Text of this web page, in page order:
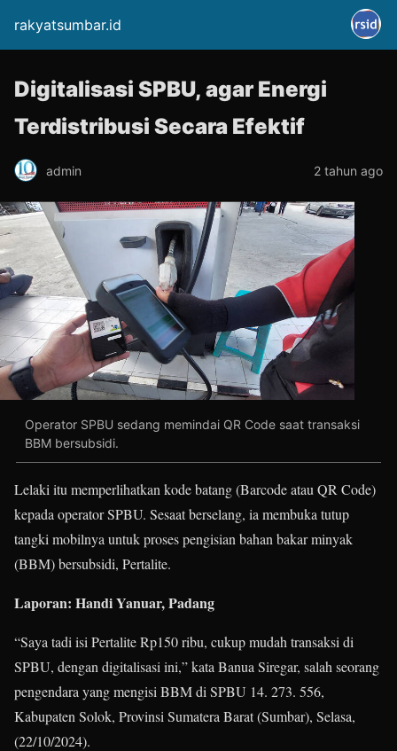
rakyatsumbar.id
Digitalisasi SPBU, agar Energi
Terdistribusi Secara Efektif
admin 2 tahun ago
Operator SPBU sedang memindai QR Code saat transaksi
BBM bersubsidi.
Lelaki itu memperlihatkan kode batang (Barcode atau QR Code)
kepada operator SPBU. Sesaat berselang, ia membuka tutup
tangki mobilnya untuk proses pengisian bahan bakar minyak
(BBM) bersubsidi, Pertalite.
Laporan: Handi Yanuar, Padang
“Saya tadi isi Pertalite Rp150 ribu, cukup mudah transaksi di
SPBU, dengan digitalisasi ini,” kata Banua Siregar, salah seorang
pengendara yang mengisi BBM di SPBU 14. 273. 556,
Kabupaten Solok, Provinsi Sumatera Barat (Sumbar), Selasa,
(22/10/2024).